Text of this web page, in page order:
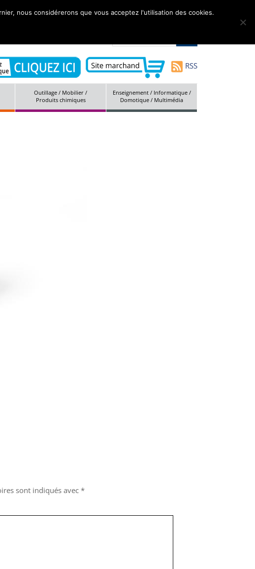
Actualités Marques Société Contact Plan du site
RSS
Outillage / Mobilier /
Produits chimiques
Enseignement / Informatique /
Domotique / Multimédia
sont indiqués avec *
nous considérerons que vous acceptez l'utilisation des cookies.